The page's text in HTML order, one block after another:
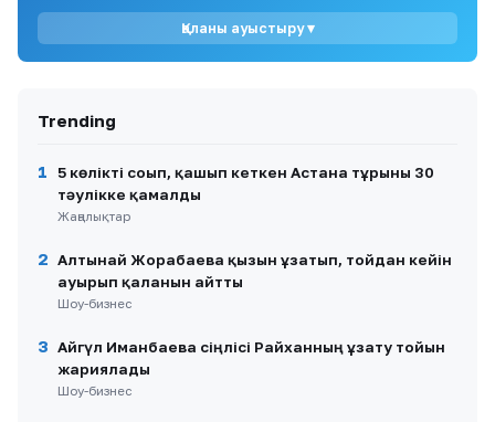
10
«Достық-Мойынты» желісінің екінші жолын
Қаланы ауыстыру ▾
Trending
1
5 көлікті соғып, қашып кеткен Астана тұрғыны 30
тәулікке қамалды
Жаңалықтар
2 Алтынай Жорабаева қызын ұзатып, тойдан кейін
ауырып қалғанын айтты
Шоу-бизнес
3 Айгүл Иманбаева сіңлісі Райханның ұзату тойын
жариялады
Шоу-бизнес